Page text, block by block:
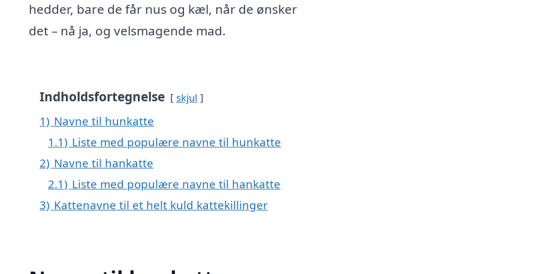
hedder, bare de får nus og kæl, når de ønsker
det – nå ja, og velsmagende mad.
Indholdsfortegnelse skjul
1) Navne til hunkatte
1.1) Liste med populære navne til hunkatte
2) Navne til hankatte
2.1) Liste med populære navne til hankatte
3) Kattenavne til et helt kuld kattekillinger